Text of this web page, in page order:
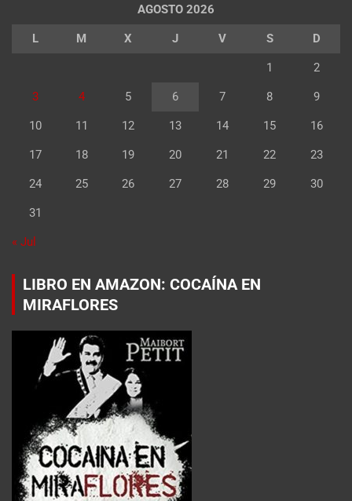
AGOSTO 2026
L M X J V S D
1 2
3 4 5 6 7 8 9
10 11 12 13 14 15 16
17 18 19 20 21 22 23
24 25 26 27 28 29 30
31
« Jul
LIBRO EN AMAZON: COCAÍNA EN
MIRAFLORES